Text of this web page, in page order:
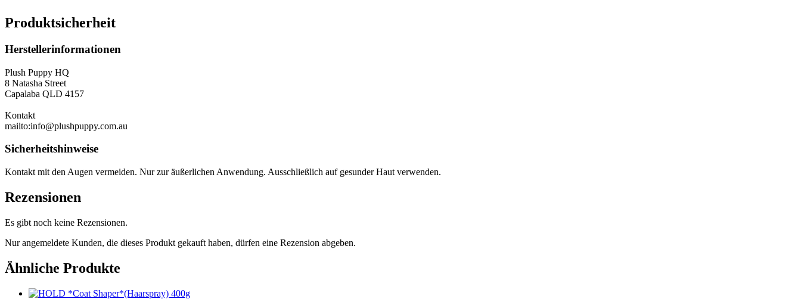
Produktsicherheit
Herstellerinformationen
Plush Puppy HQ
8 Natasha Street
Capalaba QLD 4157
Kontakt
mailto:info@plushpuppy.com.au
Sicherheitshinweise
Kontakt mit den Augen vermeiden. Nur zur äußerlichen Anwendung. Ausschließlich auf gesunder Haut verwenden.
Rezensionen
Es gibt noch keine Rezensionen.
Nur angemeldete Kunden, die dieses Produkt gekauft haben, dürfen eine Rezension abgeben.
Ähnliche Produkte